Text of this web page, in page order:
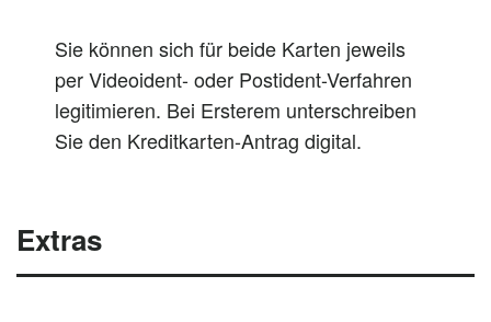
Sie können sich für beide Karten jeweils
per Videoident- oder Postident-Verfahren
legitimieren. Bei Ersterem unterschreiben
Sie den Kreditkarten-Antrag digital.
Extras